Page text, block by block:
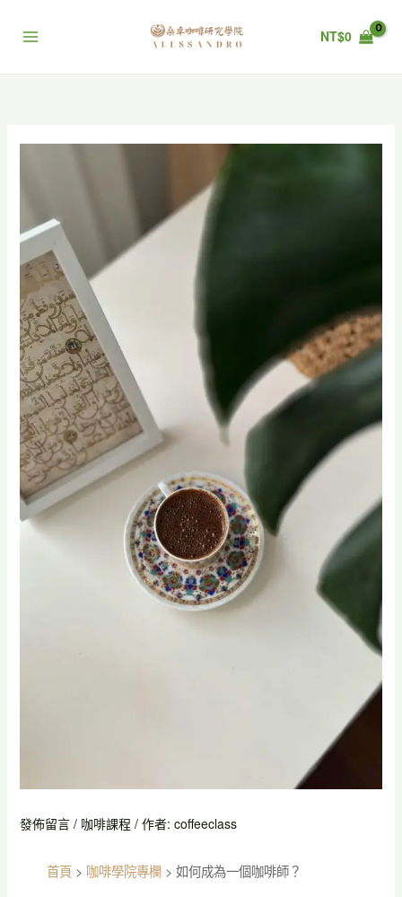
NT$0
發佈留言 / 咖啡課程 / 作者: coffeeclass
首頁> 咖啡學院專欄> 如何成為一個咖啡師？